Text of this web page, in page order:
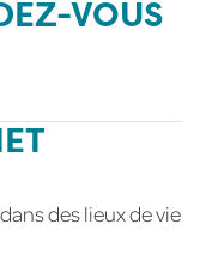
VOUS
des lieux de vie